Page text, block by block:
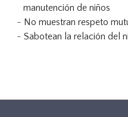
manutención de niños
No muestran respeto
Sabotean la relación del